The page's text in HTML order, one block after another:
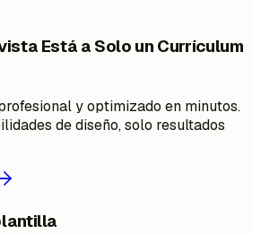
Está a Solo un Currículum
y optimizado en minutos.
de diseño, solo resultados